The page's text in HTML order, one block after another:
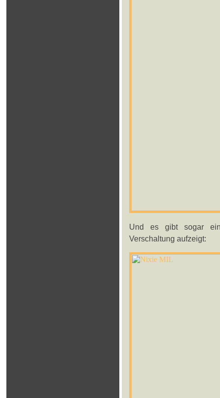
Und es gibt sogar
Verschaltung aufzeigt: